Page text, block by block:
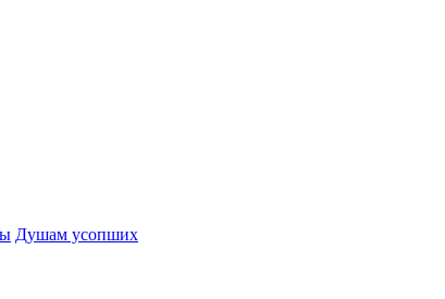
Душам усопших